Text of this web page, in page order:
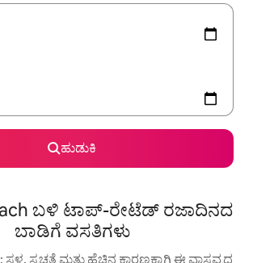
ಹುಡುಕಿ
ಬಳಿ ಟಾಪ್-ರೇಟೆಡ್ ರಜಾದಿನದ
ಬಾಡಿಗೆ ವಸತಿಗಳು
ಸ್ಥಳ, ಸ್ವಚ್ಛತೆ ಮತ್ತು ಹೆಚ್ಚಿನ ಕಾರಣಕ್ಕಾಗಿ ಈ ವಾಸ್ತವ್ಯದ